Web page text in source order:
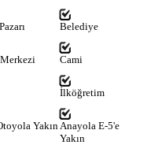
Belediye
Cami
İlköğretim
Yakın Anayola E-5'e
Yakın